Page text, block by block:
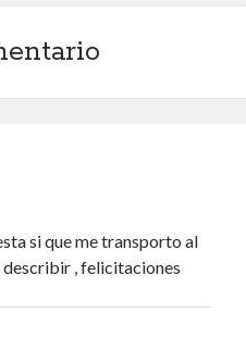
si que me transporto al
describir , felicitaciones